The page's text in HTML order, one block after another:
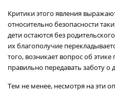
Критики этого явления
относительно безопасности
дети остаются без
их благополучие
того, возникает вопрос об
правильно передавать заботу о
Тем не менее, несмотря на эти